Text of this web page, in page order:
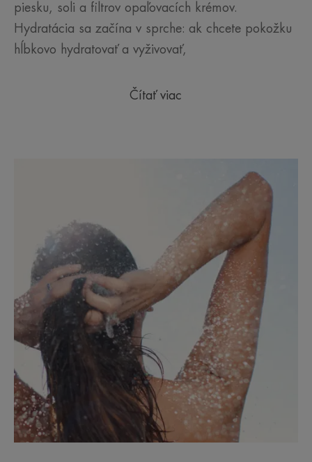
piesku, soli a filtrov opaľovacích krémov.
Hydratácia sa začína v sprche: ak chcete pokožku
hĺbkovo hydratovať a vyživovať,
Čítať viac